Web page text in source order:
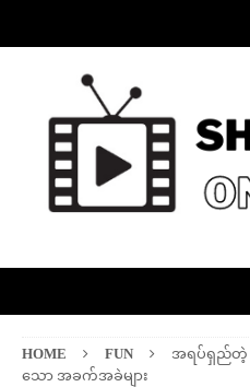
HOME FUN
အရပ်ရှည်တဲ့
သော အခက်အခဲများ